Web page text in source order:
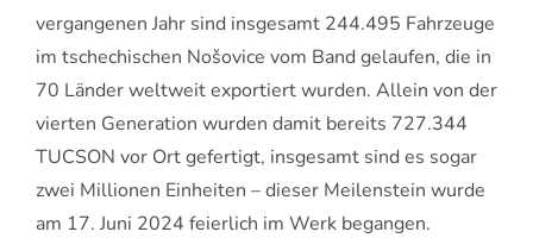
vergangenen Jahr sind insgesamt 244.495 Fahrzeuge
im tschechischen Nošovice vom Band gelaufen, die in
70 Länder weltweit exportiert wurden. Allein von der
vierten Generation wurden damit bereits 727.344
TUCSON vor Ort gefertigt, insgesamt sind es sogar
zwei Millionen Einheiten – dieser Meilenstein wurde
am 17. Juni 2024 feierlich im Werk begangen.